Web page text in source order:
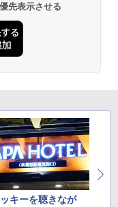
先表示させる
キーを聴きなが